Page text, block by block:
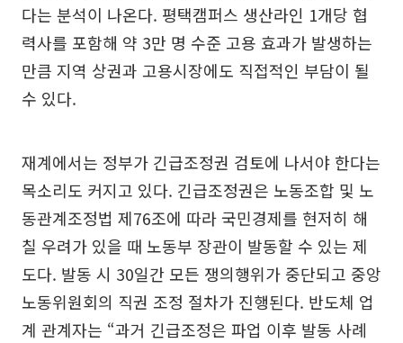
다는 분석이 나온다. 평택캠퍼스 생산라인 1개당 협
력사를 포함해 약 3만 명 수준 고용 효과가 발생하는
만큼 지역 상권과 고용시장에도 직접적인 부담이 될
수 있다.
재계에서는 정부가 긴급조정권 검토에 나서야 한다는
목소리도 커지고 있다. 긴급조정권은 노동조합 및 노
동관계조정법 제76조에 따라 국민경제를 현저히 해
칠 우려가 있을 때 노동부 장관이 발동할 수 있는 제
도다. 발동 시 30일간 모든 쟁의행위가 중단되고 중앙
노동위원회의 직권 조정 절차가 진행된다. 반도체 업
계 관계자는 “과거 긴급조정은 파업 이후 발동 사례